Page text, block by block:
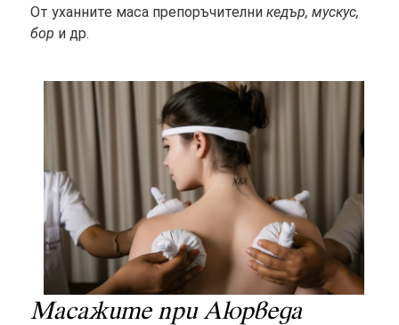
От уханните маса препоръчителникедър, мускус,
бор и др.
Масажите при Аюрведа